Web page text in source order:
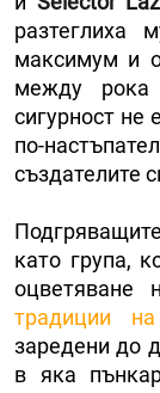
разтеглиха
максимум и
между рока
сигурност не
по-
създателите
като група,
оцветяване
традиции
заредени до
в яка